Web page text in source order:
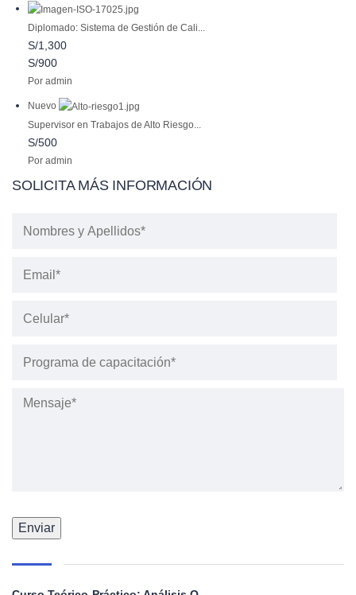
Diplomado: Sistema de Gestión de Cali...
S/1,300
S/900
Por admin
Nuevo
Supervisor en Trabajos de Alto Riesgo...
S/500
Por admin
SOLICITA MÁS INFORMACIÓN